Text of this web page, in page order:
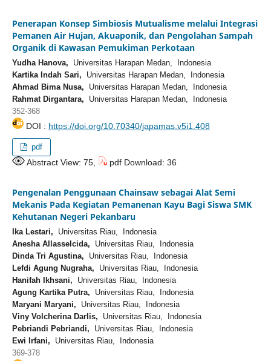
Penerapan Konsep Simbiosis Mutualisme melalui Integrasi
Pemanen Air Hujan, Akuaponik, dan Pengolahan Sampah
Organik di Kawasan Pemukiman Perkotaan
Yudha Hanova, Universitas Harapan Medan, Indonesia
Kartika Indah Sari, Universitas Harapan Medan, Indonesia
Ahmad Bima Nusa, Universitas Harapan Medan, Indonesia
Rahmat Dirgantara, Universitas Harapan Medan, Indonesia
352-368
DOI : https://doi.org/10.70340/japamas.v5i1.408
pdf
Abstract View: 75, pdf Download: 36
Pengenalan Penggunaan Chainsaw sebagai Alat Semi
Mekanis Pada Kegiatan Pemanenan Kayu Bagi Siswa SMK
Kehutanan Negeri Pekanbaru
Ika Lestari, Universitas Riau, Indonesia
Anesha Allasselcida, Universitas Riau, Indonesia
Dinda Tri Agustina, Universitas Riau, Indonesia
Lefdi Agung Nugraha, Universitas Riau, Indonesia
Hanifah Ikhsani, Universitas Riau, Indonesia
Agung Kartika Putra, Universitas Riau, Indonesia
Maryani Maryani, Universitas Riau, Indonesia
Viny Volcherina Darlis, Universitas Riau, Indonesia
Pebriandi Pebriandi, Universitas Riau, Indonesia
Ewi Irfani, Universitas Riau, Indonesia
369-378